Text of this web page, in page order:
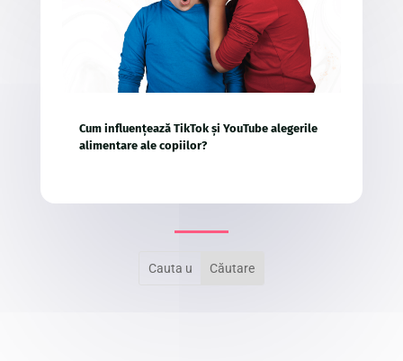
Cum influențează TikTok și YouTube alegerile
alimentare ale copiilor?